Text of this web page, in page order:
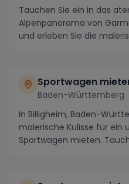
Tauchen Sie ein in das
Alpenpanorama von
und erleben Sie die
Sportwagen
Baden-Württemberg
In Billigheim, Baden-
malerische Kulisse für ein
Sportwagen mieten.